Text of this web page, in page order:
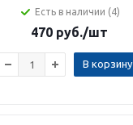
Есть в наличии (4)
470 руб./шт
В корзину